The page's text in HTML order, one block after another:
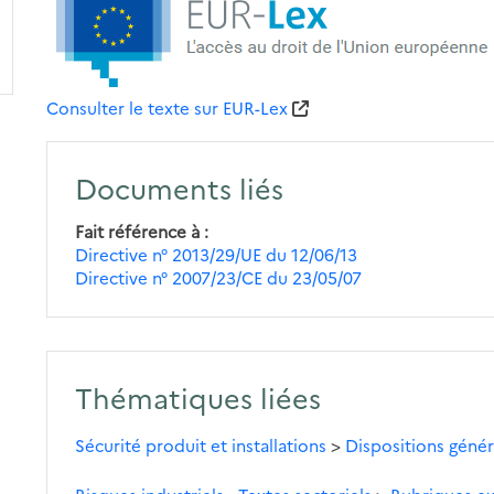
Consulter le texte sur EUR-Lex
Documents liés
Fait référence à
Directive n° 2013/29/UE du 12/06/13
Directive n° 2007/23/CE du 23/05/07
Thématiques liées
Sécurité produit et installations > Dispositions